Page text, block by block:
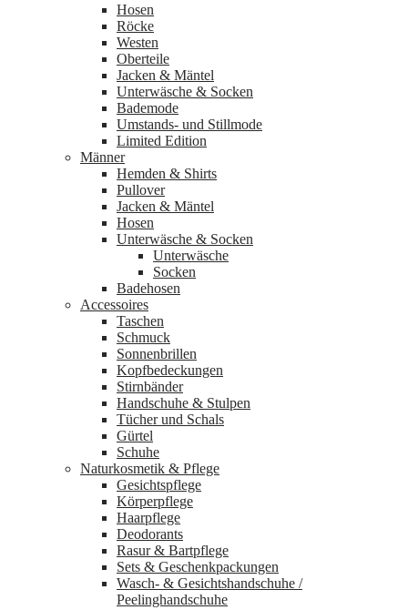
Hosen
Röcke
Westen
Oberteile
Jacken & Mäntel
Unterwäsche & Socken
Bademode
Umstands- und Stillmode
Limited Edition
Männer
Hemden & Shirts
Pullover
Jacken & Mäntel
Hosen
Unterwäsche & Socken
Unterwäsche
Socken
Badehosen
Accessoires
Taschen
Schmuck
Sonnenbrillen
Kopfbedeckungen
Stirnbänder
Handschuhe & Stulpen
Tücher und Schals
Gürtel
Schuhe
Naturkosmetik & Pflege
Gesichtspflege
Körperpflege
Haarpflege
Deodorants
Rasur & Bartpflege
Sets & Geschenkpackungen
Wasch‑ & Gesichtshandschuhe /
Peelinghandschuhe